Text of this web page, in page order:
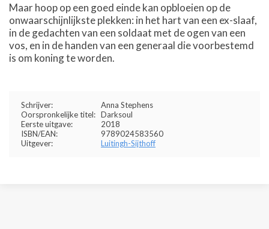
Maar hoop op een goed einde kan opbloeien op de
onwaarschijnlijkste plekken: in het hart van een ex-slaaf,
in de gedachten van een soldaat met de ogen van een
vos, en in de handen van een generaal die voorbestemd
is om koning te worden.
Schrijver:
Anna Stephens
Oorspronkelijke titel: Darksoul
Eerste uitgave:
2018
ISBN/EAN:
9789024583560
Uitgever:
Luitingh-Sijthoff